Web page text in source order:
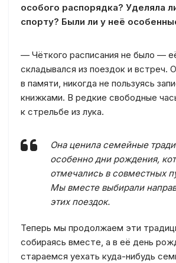
особого распорядка? Уделяла
спорту? Были ли у неё
— Чёткого расписания не было —
складывался из поездок и встреч.
в памяти, никогда не пользуясь
книжками. В редкие свободные
к стрельбе из лука.
Она ценила семейные
особенно дни рождения,
отмечались в совместных
Мы вместе выбирали
этих поездок.
Теперь мы продолжаем эти
собираясь вместе, а в её день
стараемся уехать куда-нибудь